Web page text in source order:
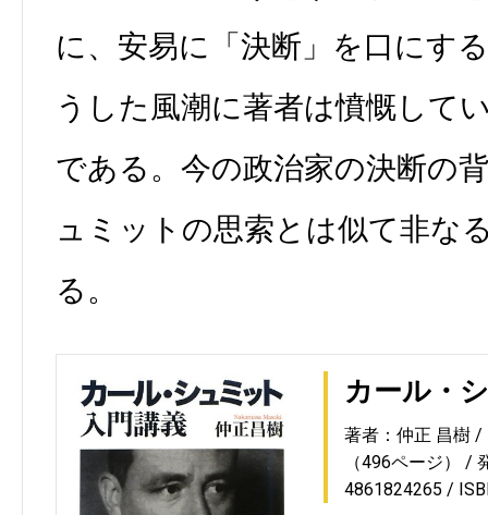
に、安易に「決断」を口にす
うした風潮に著者は憤慨して
である。今の政治家の決断の
ュミットの思索とは似て非な
る。
カール・
著者：仲正 昌樹
（496ページ）
4861824265